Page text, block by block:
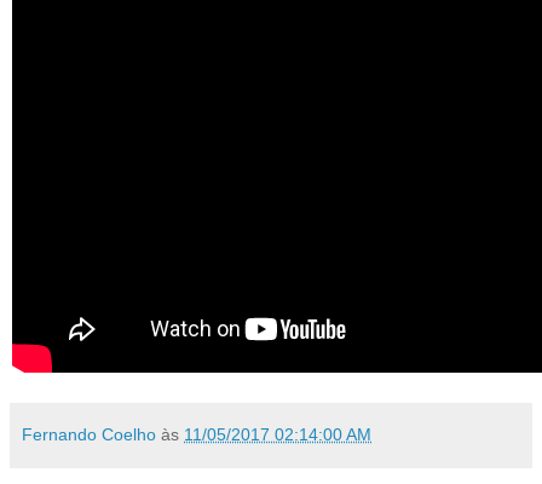
Fernando Coelho às 11/05/2017 02:14:00 AM